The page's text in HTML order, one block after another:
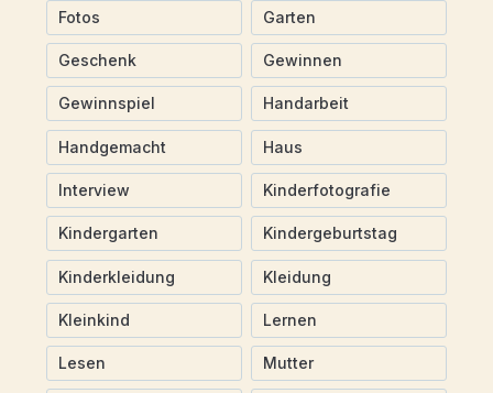
Fotos Garten
Geschenk Gewinnen
Gewinnspiel Handarbeit
Handgemacht Haus
Interview Kinderfotografie
Kindergarten Kindergeburtstag
Kinderkleidung Kleidung
Kleinkind Lernen
Lesen Mutter